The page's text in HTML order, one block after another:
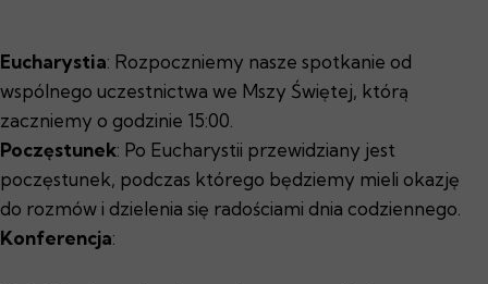
Eucharystia: Rozpoczniemy nasze spotkanie od
wspólnego uczestnictwa we Mszy Świętej, którą
zaczniemy o godzinie 15:00.
Poczęstunek: Po Eucharystii przewidziany jest
poczęstunek, podczas którego będziemy mieli okazję
do rozmów i dzielenia się radościami dnia codziennego.
Konferencja: